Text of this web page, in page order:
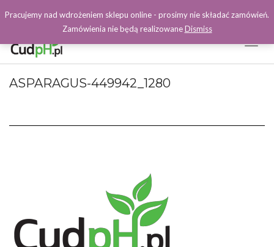
Facebook
ASPARAGUS-449942_1280
Pracujemy nad wdrożeniem sklepu online - prosimy nie składać zamówień.
Zamówienia nie będą realizowaneDismiss